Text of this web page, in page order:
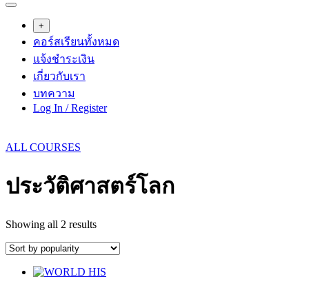
+
คอร์สเรียนทั้งหมด
แจ้งชำระเงิน
เกี่ยวกับเรา
บทความ
Log In / Register
ALL COURSES
ประวัติศาสตร์โลก
Showing all 2 resultsSorted
popularity